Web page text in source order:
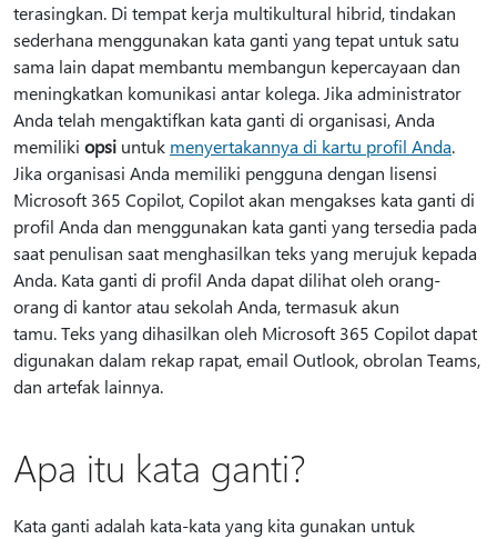
terasingkan. Di tempat kerja multikultural hibrid, tindakan
sederhana menggunakan kata ganti yang tepat untuk satu
sama lain dapat membantu membangun kepercayaan dan
meningkatkan komunikasi antar kolega. Jika administrator
Anda telah mengaktifkan kata ganti di organisasi, Anda
memiliki opsi untuk menyertakannya di kartu profil Anda.
Jika organisasi Anda memiliki pengguna dengan lisensi
Microsoft 365 Copilot, Copilot akan mengakses kata ganti di
profil Anda dan menggunakan kata ganti yang tersedia pada
saat penulisan saat menghasilkan teks yang merujuk kepada
Anda. Kata ganti di profil Anda dapat dilihat oleh orang-
orang di kantor atau sekolah Anda, termasuk akun
tamu. Teks yang dihasilkan oleh Microsoft 365 Copilot dapat
digunakan dalam rekap rapat, email Outlook, obrolan Teams,
dan artefak lainnya.
Apa itu kata ganti?
Kata ganti adalah kata-kata yang kita gunakan untuk